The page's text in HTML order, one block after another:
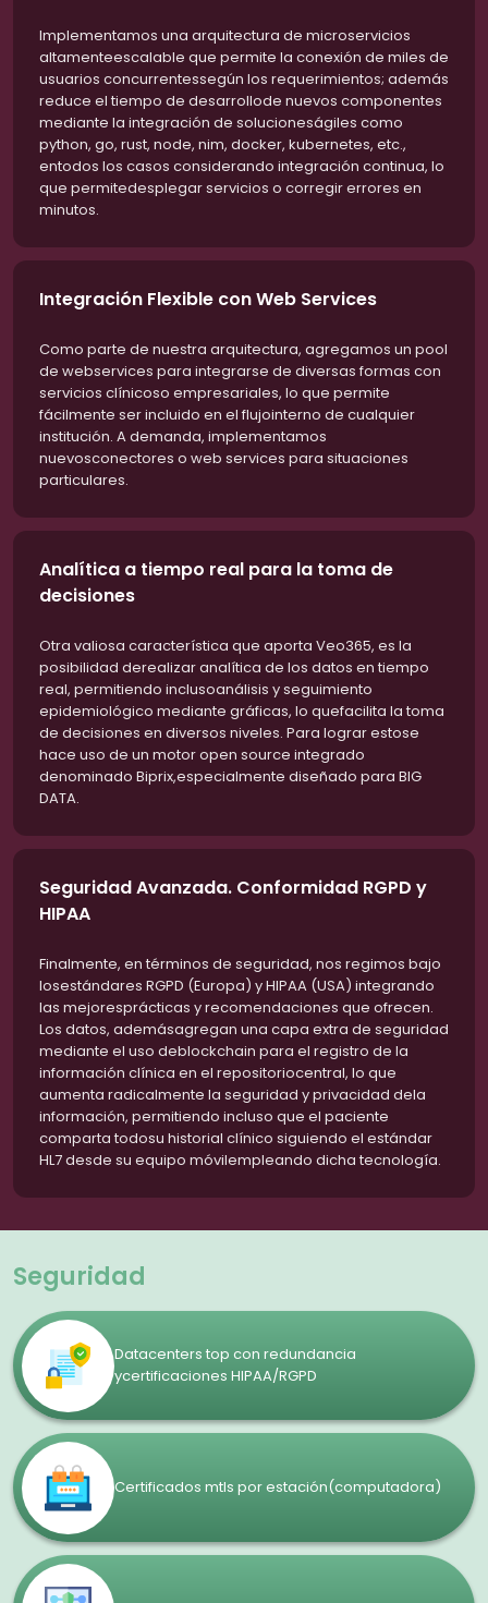
Implementamos una arquitectura de microservicios
altamenteescalable que permite la conexión de miles de
usuarios concurrentessegún los requerimientos; además
reduce el tiempo de desarrollode nuevos componentes
mediante la integración de solucioneságiles como
python, go, rust, node, nim, docker, kubernetes, etc.,
entodos los casos considerando integración continua, lo
que permitedesplegar servicios o corregir errores en
minutos.
Integración Flexible con Web Services
Como parte de nuestra arquitectura, agregamos un pool
de webservices para integrarse de diversas formas con
servicios clínicoso empresariales, lo que permite
fácilmente ser incluido en el flujointerno de cualquier
institución. A demanda, implementamos
nuevosconectores o web services para situaciones
particulares.
Analítica a tiempo real para la toma de
decisiones
Otra valiosa característica que aporta Veo365, es la
posibilidad derealizar analítica de los datos en tiempo
real, permitiendo inclusoanálisis y seguimiento
epidemiológico mediante gráficas, lo quefacilita la toma
de decisiones en diversos niveles. Para lograr estose
hace uso de un motor open source integrado
denominado Biprix,especialmente diseñado para BIG
DATA.
Seguridad Avanzada. Conformidad RGPD y
HIPAA
Finalmente, en términos de seguridad, nos regimos bajo
losestándares RGPD (Europa) y HIPAA (USA) integrando
las mejoresprácticas y recomendaciones que ofrecen.
Los datos, ademásagregan una capa extra de seguridad
mediante el uso deblockchain para el registro de la
información clínica en el repositoriocentral, lo que
aumenta radicalmente la seguridad y privacidad dela
información, permitiendo incluso que el paciente
comparta todosu historial clínico siguiendo el estándar
HL7 desde su equipo móvilempleando dicha tecnología.
Seguridad
Datacenters top con redundancia
ycertificaciones HIPAA/RGPD
Certificados mtls por estación(computadora)